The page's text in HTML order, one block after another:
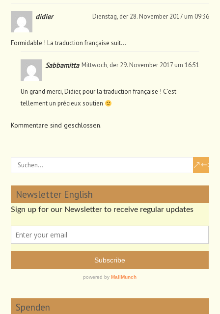
didier Dienstag, der 28. November 2017 um 09:36
Formidable ! La traduction française suit…
Sabbamitta Mittwoch, der 29. November 2017 um 16:51
Un grand merci, Didier, pour la traduction française ! C’est
tellement un précieux soutien
Kommentare sind geschlossen.
Newsletter English
Spenden